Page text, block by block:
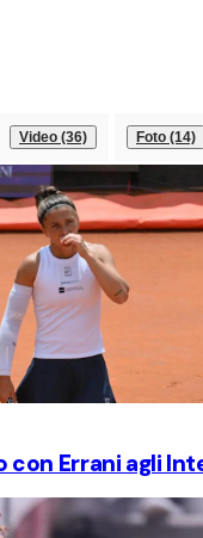
Video (36) Foto (14)
con Errani agli